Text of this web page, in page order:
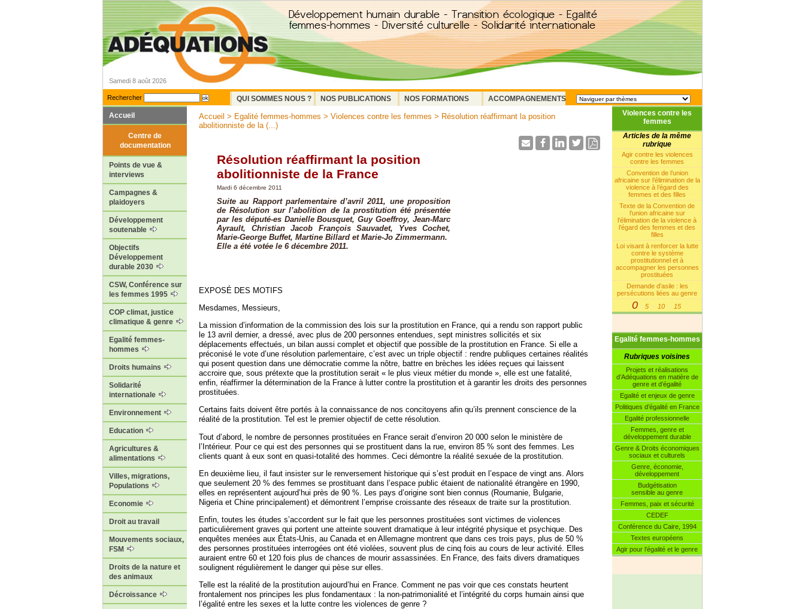
Samedi 8 août 2026
Rechercher QUI SOMMES NOUS ? NOS PUBLICATIONS NOS FORMATIONS
ACCOMPAGNEMENTS
Accueil
Centre de
documentation
Points de vue &
interviews
Campagnes &
plaidoyers
Développement
soutenable
Objectifs
Développement
durable 2030
CSW, Conférence sur
les femmes 1995
COP climat, justice
climatique & genre
Egalité femmes-
hommes
Droits humains
Solidarité
internationale
Environnement
Education
Agricultures &
alimentations
Villes, migrations,
Populations
Economie
Droit au travail
Mouvements sociaux,
FSM
Droits de la nature et
des animaux
Décroissance
Violences contre les
femmes
Articles de la même
rubrique
Agir contre les violences
contre les femmes
Convention de l’union
africaine sur l’élimination de la
violence à l’égard des
femmes et des filles
Texte de la Convention de
l’union africaine sur
l’élimination de la violence à
l’égard des femmes et des
filles
Loi visant à renforcer la lutte
contre le système
prostitutionnel et à
accompagner les personnes
prostituées
Demande d’asile : les
persécutions liées au genre
0| 5 | 10 | 15
Egalité femmes-hommes
Rubriques voisines
Projets et réalisations
d’Adéquations en matière de
genre et d’égalité
Egalité et enjeux de genre
Politiques d’égalité en France
Egalité professionnelle
Femmes, genre et
développement durable
Genre & Droits économiques
sociaux et culturels
Genre, économie,
développement
Budgétisation
sensible au genre
Femmes, paix et sécurité
CEDEF
Conférence du Caire, 1994
Textes européens
Agir pour l’égalité et le genre
Accueil > Egalité femmes-hommes > Violences contre les femmes > Résolution réaffirmant la position
abolitionniste de la (...)
Résolution réaffirmant la position
abolitionniste de la France
Mardi 6 décembre 2011
Suite au Rapport parlementaire d’avril 2011, une proposition
de Résolution sur l’abolition de la prostitution été présentée
par les député-es Danielle Bousquet, Guy Goeffroy, Jean-Marc
Ayrault, Christian Jacob François Sauvadet, Yves Cochet,
Marie-George Buffet, Martine Billard et Marie-Jo Zimmermann.
Elle a été votée le 6 décembre 2011.
EXPOSÉ DES MOTIFS
Mesdames, Messieurs,
La mission d’information de la commission des lois sur la prostitution en France, qui a rendu son rapport public
le 13 avril dernier, a dressé, avec plus de 200 personnes entendues, sept ministres sollicités et six
déplacements effectués, un bilan aussi complet et objectif que possible de la prostitution en France. Si elle a
préconisé le vote d’une résolution parlementaire, c’est avec un triple objectif : rendre publiques certaines réalités
qui posent question dans une démocratie comme la nôtre, battre en brèches les idées reçues qui laissent
accroire que, sous prétexte que la prostitution serait « le plus vieux métier du monde », elle est une fatalité,
enfin, réaffirmer la détermination de la France à lutter contre la prostitution et à garantir les droits des personnes
prostituées.
Certains faits doivent être portés à la connaissance de nos concitoyens afin qu’ils prennent conscience de la
réalité de la prostitution. Tel est le premier objectif de cette résolution.
Tout d’abord, le nombre de personnes prostituées en France serait d’environ 20 000 selon le ministère de
l’Intérieur. Pour ce qui est des personnes qui se prostituent dans la rue, environ 85 % sont des femmes. Les
clients quant à eux sont en quasi-totalité des hommes. Ceci démontre la réalité sexuée de la prostitution.
En deuxième lieu, il faut insister sur le renversement historique qui s’est produit en l’espace de vingt ans. Alors
que seulement 20 % des femmes se prostituant dans l’espace public étaient de nationalité étrangère en 1990,
elles en représentent aujourd’hui près de 90 %. Les pays d’origine sont bien connus (Roumanie, Bulgarie,
Nigeria et Chine principalement) et démontrent l’emprise croissante des réseaux de traite sur la prostitution.
Enfin, toutes les études s’accordent sur le fait que les personnes prostituées sont victimes de violences
particulièrement graves qui portent une atteinte souvent dramatique à leur intégrité physique et psychique. Des
enquêtes menées aux États-Unis, au Canada et en Allemagne montrent que dans ces trois pays, plus de 50 %
des personnes prostituées interrogées ont été violées, souvent plus de cinq fois au cours de leur activité. Elles
auraient entre 60 et 120 fois plus de chances de mourir assassinées. En France, des faits divers dramatiques
soulignent régulièrement le danger qui pèse sur elles.
Telle est la réalité de la prostitution aujourd’hui en France. Comment ne pas voir que ces constats heurtent
frontalement nos principes les plus fondamentaux : la non-patrimonialité et l’intégrité du corps humain ainsi que
l’égalité entre les sexes et la lutte contre les violences de genre ?